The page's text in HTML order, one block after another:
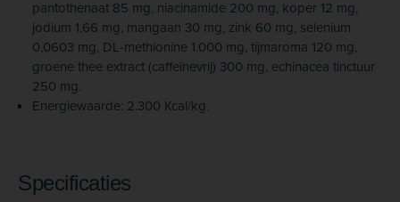
pantothenaat 85 mg, niacinamide 200 mg, koper 12 mg,
jodium 1,66 mg, mangaan 30 mg, zink 60 mg, selenium
0,0603 mg, DL-methionine 1.000 mg, tijmaroma 120 mg,
groene thee extract (caffeïnevrij) 300 mg, echinacea tinctuur
250 mg.
Energiewaarde: 2.300 Kcal/kg.
Specificaties